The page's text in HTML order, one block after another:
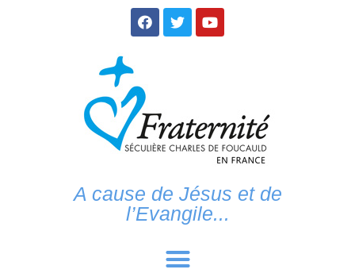
A cause de Jésus et de
l’Evangile...